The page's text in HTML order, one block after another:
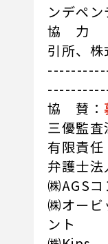
ンデペ
協 力 ：
引所、
協 賛：
三優監査
有限責
弁護士
㈱AGS
㈱オービ
ント